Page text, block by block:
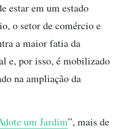
estar em um estado
o setor de comércio e
a maior fatia da
e, por isso, é mobilizado
na ampliação da
um Jardim”, mais de